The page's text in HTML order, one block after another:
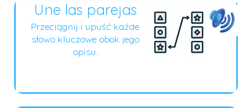
Une las parejas
Przeciągnij i upuść każde
słowo kluczowe obok jego
opisu.